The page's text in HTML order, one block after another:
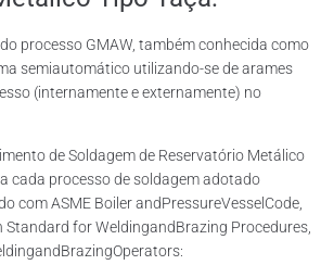
processo GMAW, também conhecida como
semiautomático utilizando-se de arames
(internamente e externamente) no
de Soldagem de Reservatório Metálico
cada processo de soldagem adotado
com ASME Boiler andPressureVesselCode,
for WeldingandBrazing Procedures,